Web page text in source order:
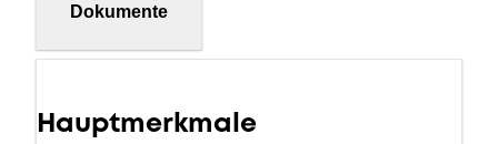
Dokumente
Hauptmerkmale